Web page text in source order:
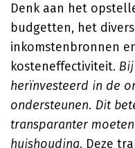
Denk aan het
budgetten, het
inkomstenbronnen
kosteneffectiviteit.
herïnvesteerd in de
ondersteunen. Dit
transparanter
huishouding. Deze